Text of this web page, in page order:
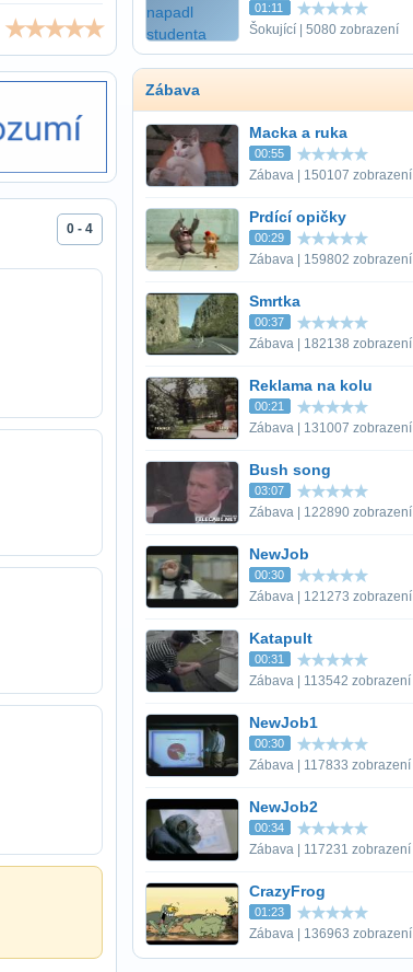
0 - 4
01:11
Šokující | 5080 zobrazení
Zábava
Macka a ruka
00:55
Zábava | 150107 zobrazení
Prdící opičky
00:29
Zábava | 159802 zobrazení
Smrtka
00:37
Zábava | 182138 zobrazení
Reklama na kolu
00:21
Zábava | 131007 zobrazení
Bush song
03:07
Zábava | 122890 zobrazení
NewJob
00:30
Zábava | 121273 zobrazení
Katapult
00:31
Zábava | 113542 zobrazení
NewJob1
00:30
Zábava | 117833 zobrazení
NewJob2
00:34
Zábava | 117231 zobrazení
CrazyFrog
01:23
Zábava | 136963 zobrazení